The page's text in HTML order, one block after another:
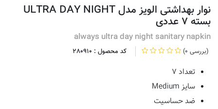
نوار بهداشتی الویز مدل ULTRA DAY NIGHT
بسته 7 عددی
always ultra day night sanitary napkin
(0 بررسی) کد محصول : 280910
تعداد ۷
سایز Medium
ضد حساسیت